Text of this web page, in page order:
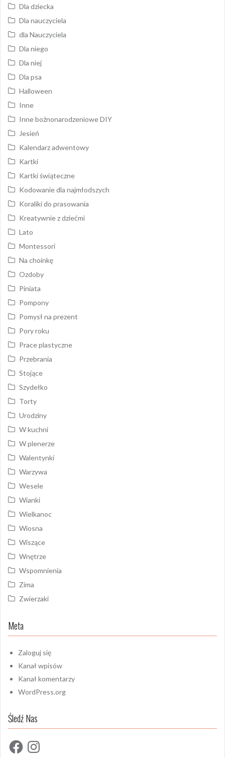
Dla dziecka
Dla nauczyciela
dla Nauczyciela
Dla niego
Dla niej
Dla psa
Halloween
Inne
Inne bożnonarodzeniowe DIY
Jesień
Kalendarz adwentowy
Kartki
Kartki świąteczne
Kodowanie dla najmłodszych
Koraliki do prasowania
Kreatywnie z dziećmi
Lato
Montessori
Na choinkę
Ozdoby
Piniata
Pompony
Pomysł na prezent
Pory roku
Prace plastyczne
Przebrania
Stojące
Szydełko
Torty
Urodziny
W kuchni
W plenerze
Walentynki
Warzywa
Wesele
Wianki
Wielkanoc
Wiosna
Wiszące
Wnętrze
Wspomnienia
Zima
Zwierzaki
Meta
Zaloguj się
Kanał wpisów
Kanał komentarzy
WordPress.org
Śledź Nas
FacebookInstagram